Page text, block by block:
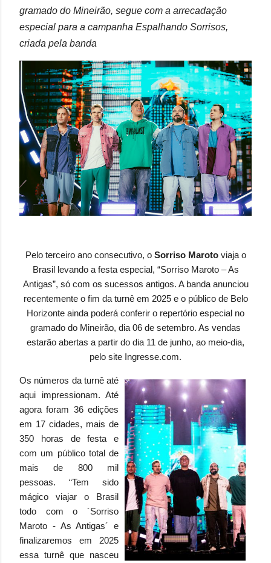
gramado do Mineirão, segue com a arrecadação
especial para a campanha Espalhando Sorrisos,
criada pela banda
Pelo terceiro ano consecutivo, o Sorriso Maroto viaja o
Brasil levando a festa especial, “Sorriso Maroto – As
Antigas”, só com os sucessos antigos. A banda anunciou
recentemente o fim da turnê em 2025 e o público de Belo
Horizonte ainda poderá conferir o repertório especial no
gramado do Mineirão, dia 06 de setembro. As vendas
estarão abertas a partir do dia 11 de junho, ao meio-dia,
pelo site Ingresse.com.
Os números da turnê até
aqui impressionam. Até
agora foram 36 edições
em 17 cidades, mais de
350 horas de festa e
com um público total de
mais de 800 mil
pessoas. “Tem sido
mágico viajar o Brasil
todo com o ´Sorriso
Maroto - As Antigas´ e
finalizaremos em 2025
essa turnê que nasceu